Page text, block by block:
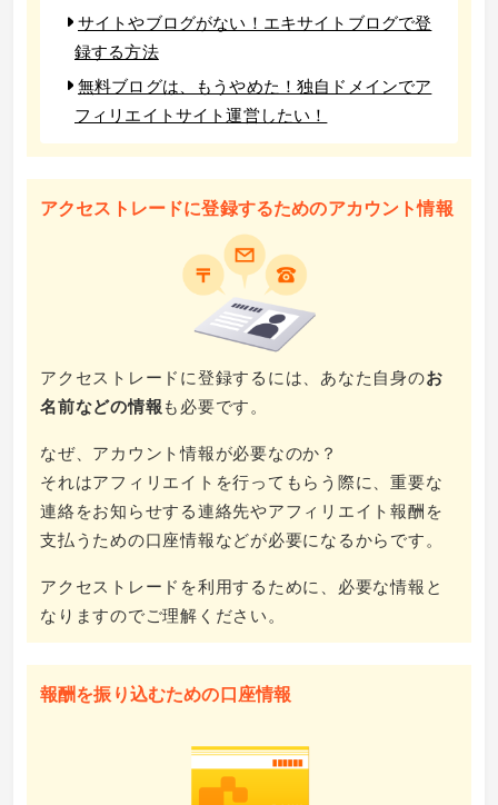
サイトやブログがない！エキサイトブログで登
録する方法
無料ブログは、もうやめた！独自ドメインでア
フィリエイトサイト運営したい！
アクセストレードに登録するためのアカウント情報
アクセストレードに登録するには、あなた自身のお
名前などの情報も必要です。
なぜ、アカウント情報が必要なのか？
それはアフィリエイトを行ってもらう際に、重要な
連絡をお知らせする連絡先やアフィリエイト報酬を
支払うための口座情報などが必要になるからです。
アクセストレードを利用するために、必要な情報と
なりますのでご理解ください。
報酬を振り込むための口座情報